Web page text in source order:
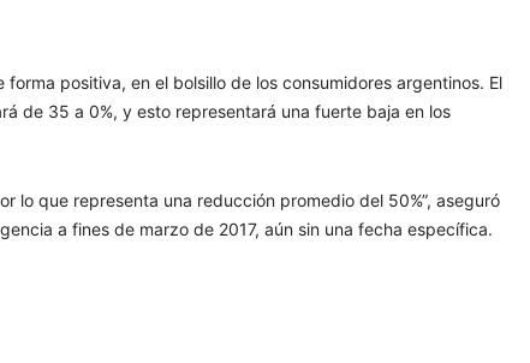
positiva, en el bolsillo de los consumidores argentinos. El
de 35 a 0%, y esto representará una fuerte baja en los
lo que representa una reducción promedio del 50%”, aseguró
a fines de marzo de 2017, aún sin una fecha específica.